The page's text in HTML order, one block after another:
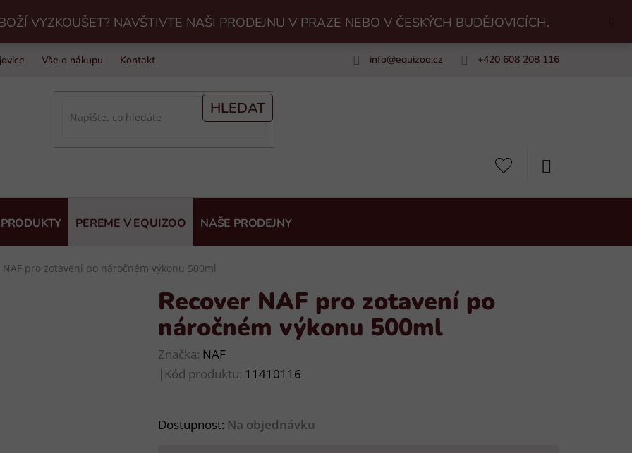
VYZKOUŠET? NAVŠTIVTE NAŠI PRODEJNU V PRAZE NEBO V ČESKÝCH BUDĚJOVICÍCH.
Vše o nákupu Kontakt info@equizoo.cz +420 608 208 116
HLEDAT
PEREME V EQUIZOO NAŠE PRODEJNY
NAF pro zotavení po náročném výkonu 500ml
Recover NAF pro zotavení po
náročném výkonu 500ml
Značka: NAF
| Kód produktu: 11410116
Dostupnost: Na objednávku